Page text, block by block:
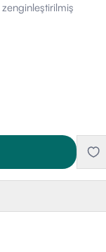
zenginleştirilmiş